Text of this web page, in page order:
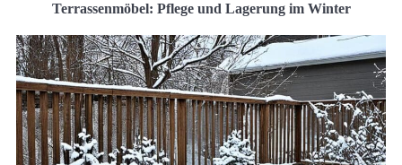
Terrassenmöbel: Pflege und Lagerung im Winter